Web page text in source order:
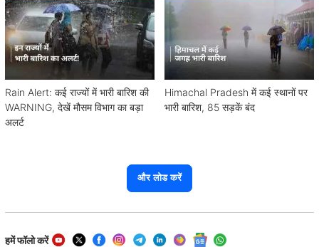
Rain Alert: कई राज्यों में भारी बारिश की
WARNING, देखें मौसम विभाग का बड़ा
अलर्ट
Himachal Pradesh में कई स्थानों पर
भारी बारिश, 85 सड़कें बंद
और लोड करें
हमें फॉलो करें